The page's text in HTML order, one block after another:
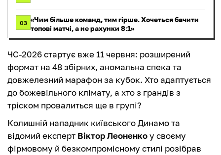
03 «Чим більше команд, тим гірше. Хочеться бачити
топові матчі, а не рахунки 8:1»
ЧС-2026 стартує вже 11 червня: розширений
формат на 48 збірних, аномальна спека та
довжелезний марафон за кубок. Хто адаптується
до божевільного клімату, а хто з грандів з
тріском провалиться ще в групі?
Колишній нападник київського Динамо та
відомий експерт Віктор Леоненкоу своєму
фірмовому й безкомпромісному стилі розібрав